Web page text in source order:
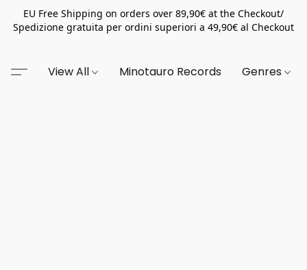
EU Free Shipping on orders over 89,90€ at the Checkout/
Spedizione gratuita per ordini superiori a 49,90€ al Checkout
View All Minotauro Records Genres